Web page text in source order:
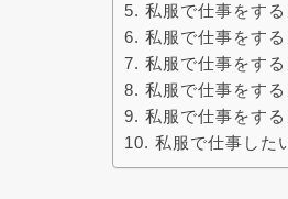
私服で仕事をす
私服で仕事をす
私服で仕事をす
私服で仕事をす
私服で仕事をす
私服で仕事した